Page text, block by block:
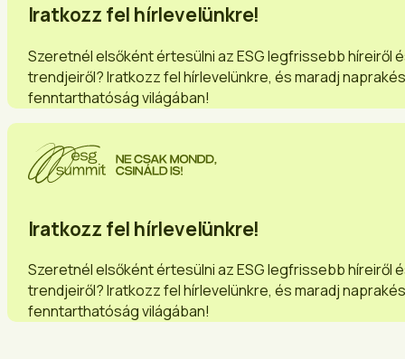
Iratkozz fel hírlevelünkre!
Szeretnél elsőként értesülni az ESG legfrissebb híreiről
trendjeiről? Iratkozz fel hírlevelünkre, és maradj
fenntarthatóság világában!
Iratkozz fel hírlevelünkre!
Szeretnél elsőként értesülni az ESG legfrissebb híreiről
trendjeiről? Iratkozz fel hírlevelünkre, és maradj
fenntarthatóság világában!